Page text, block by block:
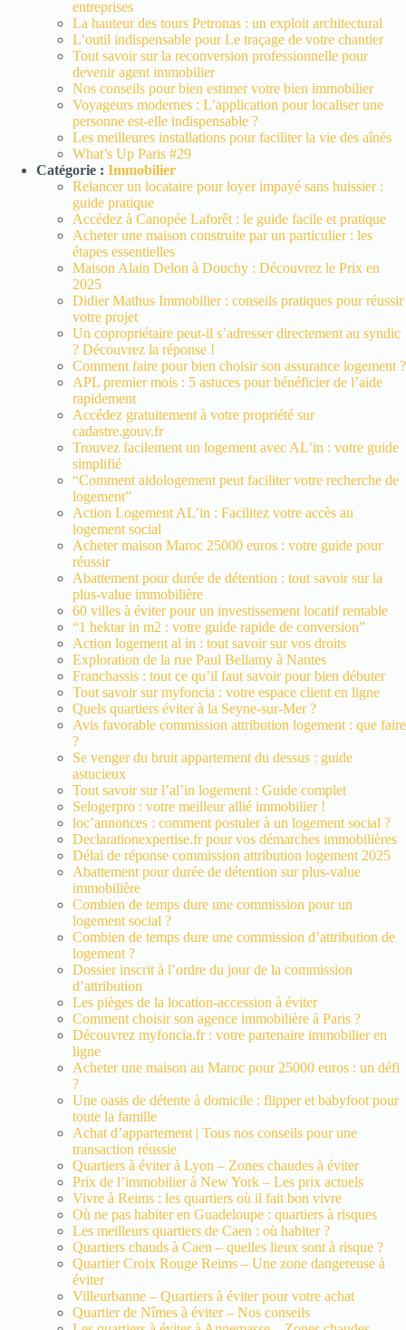
entreprises
La hauteur des tours Petronas : un exploit architectural
L’outil indispensable pour Le traçage de votre chantier
Tout savoir sur la reconversion professionnelle pour
devenir agent immobilier
Nos conseils pour bien estimer votre bien immobilier
Voyageurs modernes : L’application pour localiser une
personne est-elle indispensable ?
Les meilleures installations pour faciliter la vie des aînés
What’s Up Paris #29
Catégorie : Immobilier
Relancer un locataire pour loyer impayé sans huissier :
guide pratique
Accédez à Canopée Laforêt : le guide facile et pratique
Acheter une maison construite par un particulier : les
étapes essentielles
Maison Alain Delon à Douchy : Découvrez le Prix en
2025
Didier Mathus Immobilier : conseils pratiques pour réussir
votre projet
Un copropriétaire peut-il s’adresser directement au syndic
? Découvrez la réponse !
Comment faire pour bien choisir son assurance logement ?
APL premier mois : 5 astuces pour bénéficier de l’aide
rapidement
Accédez gratuitement à votre propriété sur
cadastre.gouv.fr
Trouvez facilement un logement avec AL’in : votre guide
simplifié
“Comment aidologement peut faciliter votre recherche de
logement”
Action Logement AL’in : Facilitez votre accès au
logement social
Acheter maison Maroc 25000 euros : votre guide pour
réussir
Abattement pour durée de détention : tout savoir sur la
plus-value immobilière
60 villes à éviter pour un investissement locatif rentable
“1 hektar in m2 : votre guide rapide de conversion”
Action logement al in : tout savoir sur vos droits
Exploration de la rue Paul Bellamy à Nantes
Franchassis : tout ce qu’il faut savoir pour bien débuter
Tout savoir sur myfoncia : votre espace client en ligne
Quels quartiers éviter à la Seyne-sur-Mer ?
Avis favorable commission attribution logement : que faire
?
Se venger du bruit appartement du dessus : guide
astucieux
Tout savoir sur l’al’in logement : Guide complet
Selogerpro : votre meilleur allié immobilier !
loc’annonces : comment postuler à un logement social ?
Declarationexpertise.fr pour vos démarches immobilières
Délai de réponse commission attribution logement 2025
Abattement pour durée de détention sur plus-value
immobilière
Combien de temps dure une commission pour un
logement social ?
Combien de temps dure une commission d’attribution de
logement ?
Dossier inscrit à l’ordre du jour de la commission
d’attribution
Les pièges de la location-accession à éviter
Comment choisir son agence immobilière à Paris ?
Découvrez myfoncia.fr : votre partenaire immobilier en
ligne
Acheter une maison au Maroc pour 25000 euros : un défi
?
Une oasis de détente à domicile : flipper et babyfoot pour
toute la famille
Achat d’appartement | Tous nos conseils pour une
transaction réussie
Quartiers à éviter à Lyon – Zones chaudes à éviter
Prix de l’immobilier à New York – Les prix actuels
Vivre à Reims : les quartiers où il fait bon vivre
Où ne pas habiter en Guadeloupe : quartiers à risques
Les meilleurs quartiers de Caen : où habiter ?
Quartiers chauds à Caen – quelles lieux sont à risque ?
Quartier Croix Rouge Reims – Une zone dangereuse à
éviter
Villeurbanne – Quartiers à éviter pour votre achat
Quartier de Nîmes à éviter – Nos conseils